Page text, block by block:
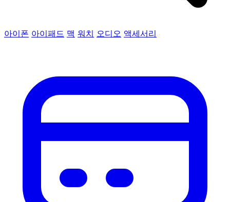
아이폰 아이패드 맥 워치 오디오 액세서리